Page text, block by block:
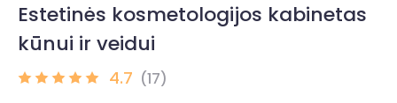
Estetinės kosmetologijos kabinetas
kūnui ir veidui
4.7 (17)